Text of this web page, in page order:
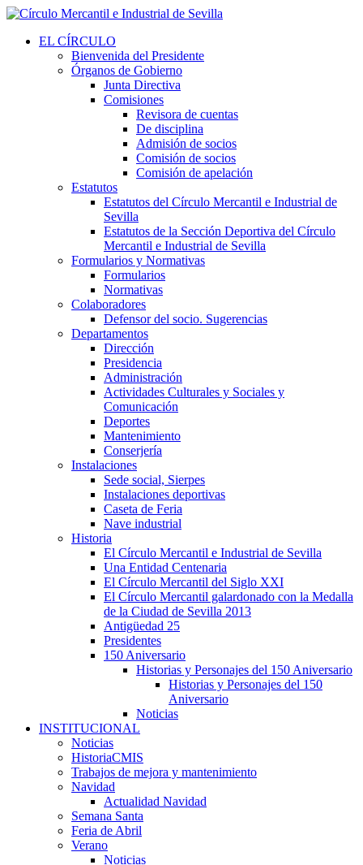
EL CÍRCULO
Bienvenida del Presidente
Órganos de Gobierno
Junta Directiva
Comisiones
Revisora de cuentas
De disciplina
Admisión de socios
Comisión de socios
Comisión de apelación
Estatutos
Estatutos del Círculo Mercantil e Industrial de
Sevilla
Estatutos de la Sección Deportiva del Círculo
Mercantil e Industrial de Sevilla
Formularios y Normativas
Formularios
Normativas
Colaboradores
Defensor del socio. Sugerencias
Departamentos
Dirección
Presidencia
Administración
Actividades Culturales y Sociales y
Comunicación
Deportes
Mantenimiento
Conserjería
Instalaciones
Sede social, Sierpes
Instalaciones deportivas
Caseta de Feria
Nave industrial
Historia
El Círculo Mercantil e Industrial de Sevilla
Una Entidad Centenaria
El Círculo Mercantil del Siglo XXI
El Círculo Mercantil galardonado con la Medalla
de la Ciudad de Sevilla 2013
Antigüedad 25
Presidentes
150 Aniversario
Historias y Personajes del 150 Aniversario
Historias y Personajes del 150
Aniversario
Noticias
INSTITUCIONAL
Noticias
HistoriaCMIS
Trabajos de mejora y mantenimiento
Navidad
Actualidad Navidad
Semana Santa
Feria de Abril
Verano
Noticias